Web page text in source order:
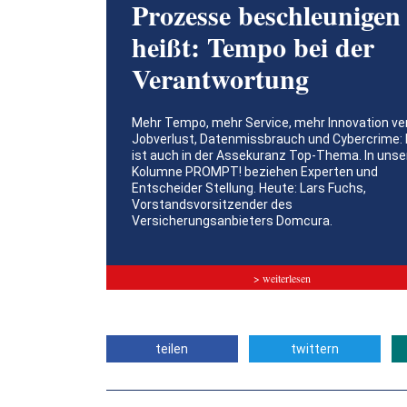
Prozesse beschleunigen
heißt: Tempo bei der
Verantwortung
Mehr Tempo, mehr Service, mehr Innovation
Jobverlust, Datenmissbrauch und Cybercrime:
ist auch in der Assekuranz Top-Thema. In
Kolumne PROMPT! beziehen Experten und
Entscheider Stellung. Heute: Lars Fuchs,
Vorstandsvorsitzender des
Versicherungsanbieters Domcura.
> weiterlesen
teilen twittern